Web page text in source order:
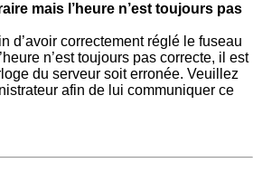
mais l’heure n’est toujours pas
d’avoir correctement réglé le fuseau
n’est toujours pas correcte, il est
du serveur soit erronée. Veuillez
afin de lui communiquer ce